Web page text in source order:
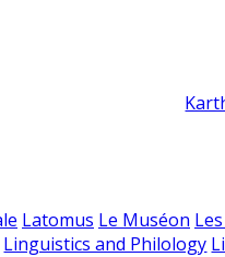
Latomus Le Muséon
Linguistics and Philology